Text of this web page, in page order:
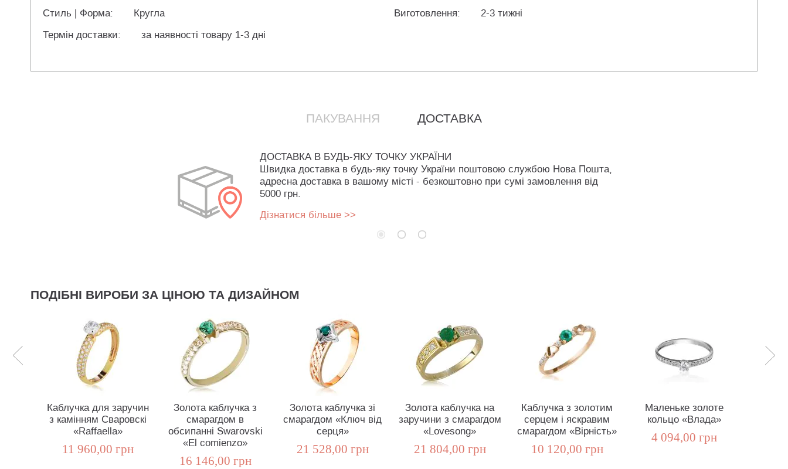
Стиль | Форма:
Кругла Виготовлення:
2-3 тижні
Термін доставки:
за наявності товару 1-3 дні
ПАКУВАННЯ ДОСТАВКА
ДОСТАВКА В БУДЬ-ЯКУ ТОЧКУ УКРАЇНИ
Швидка доставка в будь-яку точку України поштовою службою Нова Пошта,
адресна доставка в вашому місті - безкоштовно при сумі замовлення від
5000 грн.
Дізнатися більше >>
ПОДІБНІ ВИРОБИ ЗА ЦІНОЮ ТА ДИЗАЙНОМ
Каблучка для заручин
з камінням Сваровскі
«Raffaella»
11 960,00 грн
Золота каблучка з
смарагдом в
обсипанні Swarovski
«El comienzo»
16 146,00 грн
Золота каблучка зі
смарагдом «Ключ від
серця»
21 528,00 грн
Золота каблучка на
заручини з смарагдом
«Lovesong»
21 804,00 грн
Каблучка з золотим
серцем і яскравим
смарагдом «Вірність»
10 120,00 грн
Маленьке золоте
кольцо «Влада»
4 094,00 грн